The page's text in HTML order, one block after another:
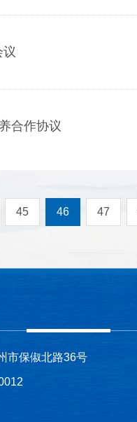
合作协议
45 46 47
市保俶北路36号